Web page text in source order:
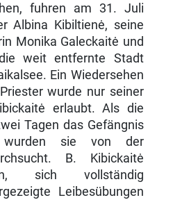
fuhren am 31. Juli
Albina Kibiltienė, seine
Monika Galeckaitė und
weit entfernte Stadt
Ein Wiedersehen
wurde nur seiner
erlaubt. Als die
Tagen das Gefängnis
wurden sie von der
B. Kibickaitė
sich voll­ständig
Leibesübungen